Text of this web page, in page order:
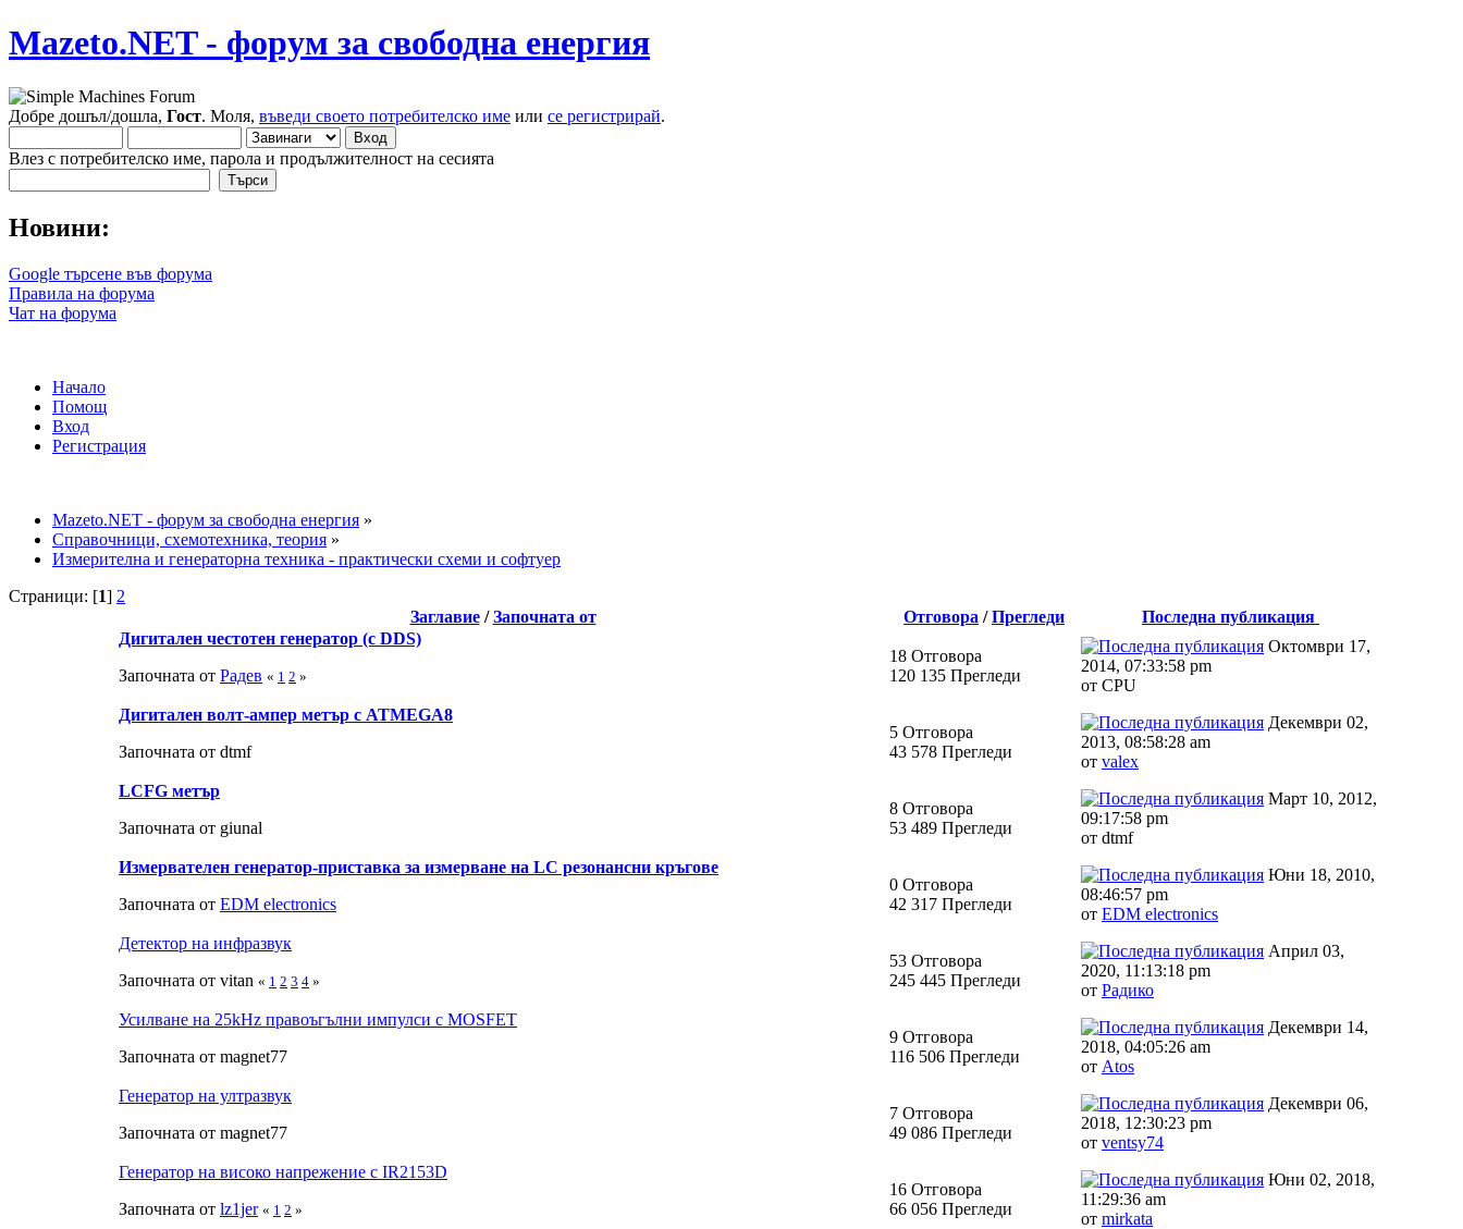
Mazeto.NET - форум за свободна енергия
Добре дошъл/дошла, Гост. Моля, въведи своето потребителско име или се регистрирай.
Влез с потребителско име, парола и продължителност на сесията
Новини:
Google търсене във форума
Правила на форума
Чат на форума
Начало
Помощ
Вход
Регистрация
Mazeto.NET - форум за свободна енергия »
Справочници, схемотехника, теория »
Измерителна и генераторна техника - практически схеми и софтуер
Страници: [1] 2
Заглавие/Започната от Отговора /Прегледи
Последна публикация
Дигитален честотен генератор (с DDS)
Започната от Радeв « 1 2 »
18 Отговора
120 135 Прегледи
Октомври 17,
2014, 07:33:58 pm
от CPU
Дигитален волт-ампер метър с ATMEGA8
Започната от dtmf
5 Отговора
43 578 Прегледи
Декември 02,
2013, 08:58:28 am
от valex
LCFG метър
Започната от giunal
8 Отговора
53 489 Прегледи
Март 10, 2012,
09:17:58 pm
от dtmf
Измервателен генератор-приставка за измерване на LC резонансни кръгове
Започната от EDM electronics
0 Отговора
42 317 Прегледи
Юни 18, 2010,
08:46:57 pm
от EDM electronics
Детектор на инфразвук
Започната от vitan « 1 2 3 4 »
53 Отговора
245 445 Прегледи
Април 03,
2020, 11:13:18 pm
от Радико
Усилване на 25kHz правоъгълни импулси с MOSFET
Започната от magnet77
9 Отговора
116 506 Прегледи
Декември 14,
2018, 04:05:26 am
от Аtos
Генератор на ултразвук
Започната от magnet77
7 Отговора
49 086 Прегледи
Декември 06,
2018, 12:30:23 pm
от ventsy74
Генератор на високо напрежение с IR2153D
Започната от lz1jer « 1 2 »
16 Отговора
66 056 Прегледи
Юни 02, 2018,
11:29:36 am
от mirkata